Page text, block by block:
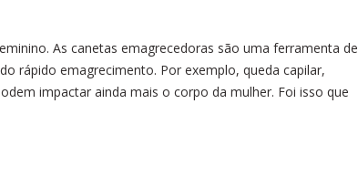
As canetas emagrecedoras são uma ferramenta de
rápido emagrecimento. Por exemplo, queda capilar,
impactar ainda mais o corpo da mulher. Foi isso que